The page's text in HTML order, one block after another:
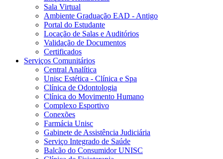
Sala Virtual
Ambiente Graduação EAD - Antigo
Portal do Estudante
Locação de Salas e Auditórios
Validação de Documentos
Certificados
Serviços Comunitários
Central Analítica
Unisc Estética - Clínica e Spa
Clínica de Odontologia
Clínica do Movimento Humano
Complexo Esportivo
Conexões
Farmácia Unisc
Gabinete de Assistência Judiciária
Serviço Integrado de Saúde
Balcão do Consumidor UNISC